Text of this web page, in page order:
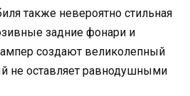
также невероятно стильная
задние фонари и
создают великолепный
не оставляет равнодушными